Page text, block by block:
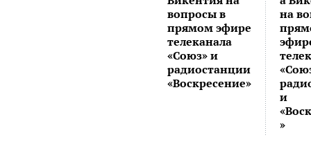
вопросы в
прямом эфире
телеканала
«Союз» и
радиостанции
«Воскресение»
на
и
»